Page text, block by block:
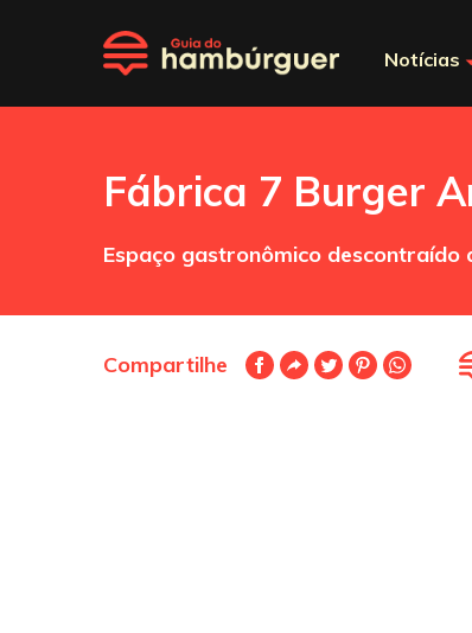
Notícias
Fábrica 7 Burger
Espaço gastronômico
Compartilhe